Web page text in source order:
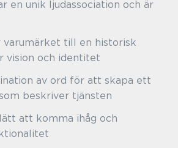
en unik ljudassociation och är
varumärket till en historisk
vision och identitet
av ord för att skapa ett
beskriver tjänsten
att komma ihåg och